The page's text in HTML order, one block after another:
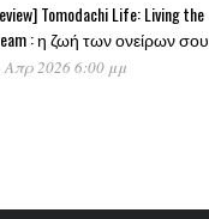
Tomodachi Life: Living the
: η ζωή των ονείρων σου
Απρ 2026 6:00 μμ